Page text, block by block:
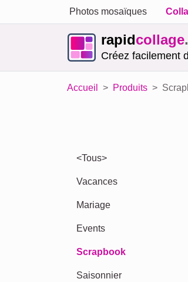
Photos mosaïques
rapidcollage
Créez facilement
Accueil Produits
<Tous>
Vacances
Mariage
Events
Scrapbook
Saisonnier